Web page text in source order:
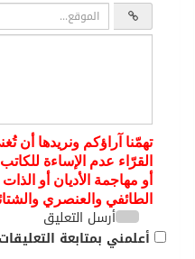
تهمّنا آراؤكم ونريدها أن
القرّاء عدم الإساءة
أو مهاجمة الأديان أو
الطائفي والعنصري
أرسل التعليق
أعلمني بمتابعة